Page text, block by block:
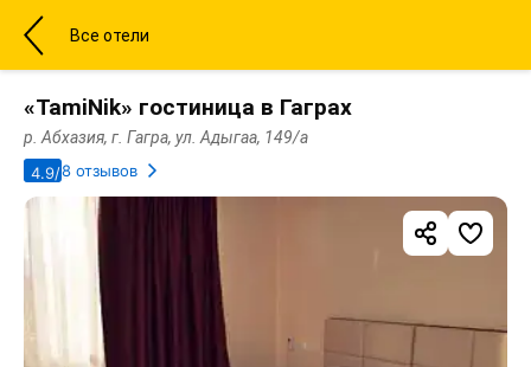
Все отели
«TamiNik» гостиница в Гаграх
р. Абхазия, г. Гагра, ул. Адыгаа, 149/а
4.9/58 отзывов